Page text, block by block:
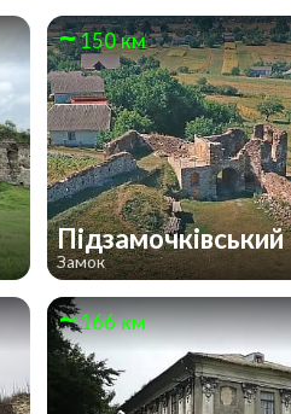
150 км
Підзамочківський
Замок
166 км